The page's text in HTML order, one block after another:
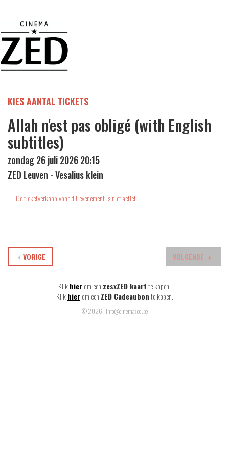
KIES AANTAL TICKETS
Allah n'est pas obligé (with English
subtitles)
zondag 26 juli 2026 20:15
ZED Leuven - Vesalius klein
De ticketverkoop voor dit evenement is niet actief.
VOLGENDE
VORIGE
Klikhierom een zesxZED kaartte kopen.
Klik hier om een ZED Cadeaubonte kopen.
© 2026 - info@cinemazed.be